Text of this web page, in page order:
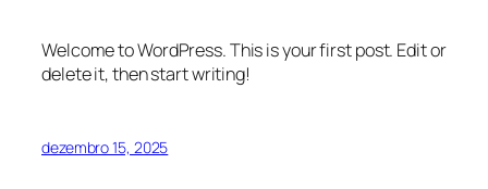
Welcome to WordPress. This is your first post. Edit or
delete it, then start writing!
dezembro 15, 2025